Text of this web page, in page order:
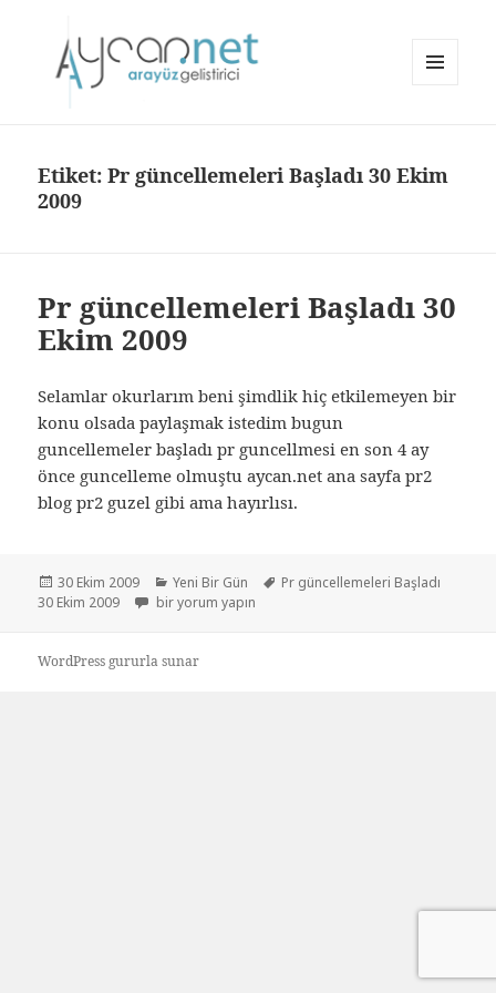
Etiket:Pr güncellemeleri Başladı 30 Ekim
2009
Pr güncellemeleri Başladı 30
Ekim 2009
Selamlar okurlarım beni şimdlik hiç etkilemeyen bir
konu olsada paylaşmak istedim bugun
guncellemeler başladı pr guncellmesi en son 4 ay
önce guncelleme olmuştu aycan.net ana sayfa pr2
blog pr2 guzel gibi ama hayırlısı.
Yayın
tarihi
30 Ekim 2009 Kategoriler
Yeni Bir Gün Etiketler
Pr güncellemeleri Başladı
30 Ekim 2009
Pr güncellemeleri Başladı 30 Ekim 2009 için
bir yorum yapın
WordPress gururla sunar